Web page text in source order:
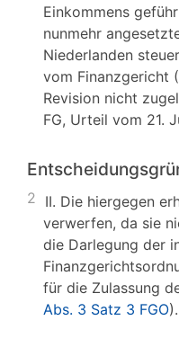
Einkommens
nunmehr
Niederlanden
vom Finanzgericht
Revision nicht
FG, Urteil vom 21.
2 II. Die hiergegen
verwerfen, da sie
die Darlegung der
für die Zulassung
Abs. 3 Satz 3 FGO).